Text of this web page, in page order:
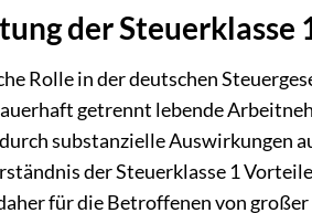
der Steuerklasse
Rolle in der deutschen
getrennt lebende
substanzielle Auswirkungen
der Steuerklasse 1
für die Betroffenen von